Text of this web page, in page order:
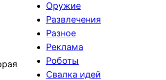
Оружие
Развлечения
Разное
Реклама
Роботы
Свалка идей